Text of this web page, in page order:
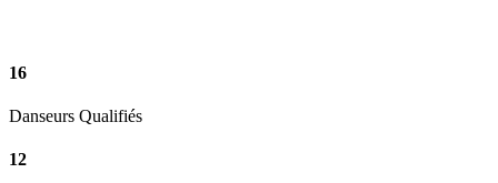
16
Danseurs Qualifiés
12